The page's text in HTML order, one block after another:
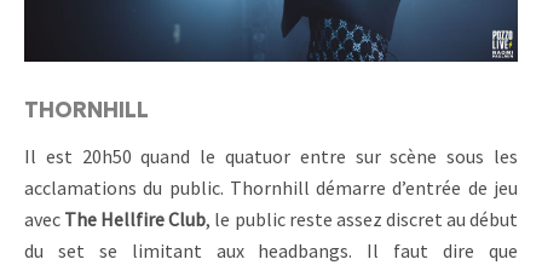
THORNHILL
Il est 20h50 quand le quatuor entre sur scène sous les
acclamations du public. Thornhill démarre d’entrée de jeu
avec The Hellfire Club, le public reste assez discret au début
du set se limitant aux headbangs. Il faut dire que